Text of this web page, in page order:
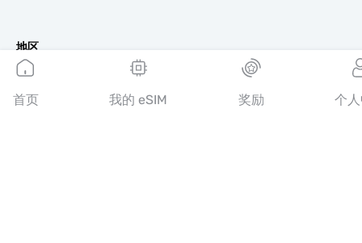
地区
欧洲 eSIM
亚洲 eSIM
首页 我的 eSIM 奖励 个